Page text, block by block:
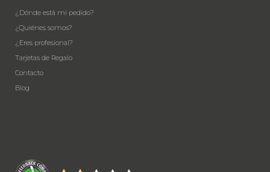
¿Dónde está mi pedido?
¿Quiénes somos?
¿Eres profesional?
Tarjetas de Regalo
Contacto
Blog